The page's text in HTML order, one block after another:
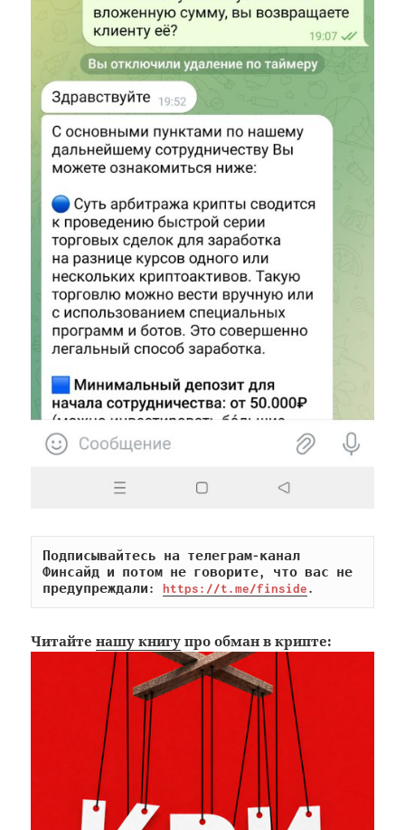
Подписывайтесь на телеграм-канал
Финсайд и потом не говорите, что вас не
предупреждали: https://t.me/finside.
Читайтенашу книгу про обман в крипте: